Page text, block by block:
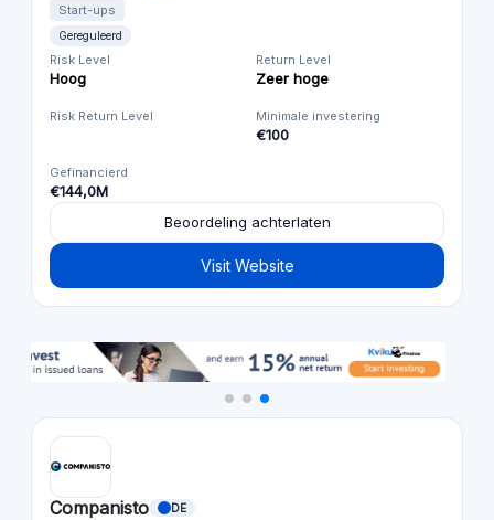
Start-ups
Gereguleerd
Risk Level
Hoog
Return Level
Zeer hoge
Risk Return Level Minimale investering
€100
Gefinancierd
€144,0M
Beoordeling achterlaten
Visit Website
Companisto DE